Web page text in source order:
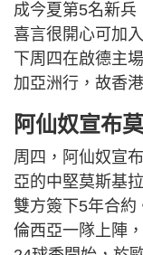
成今夏第5名新
喜言很開心可加
下周四在啟德主
加亞洲行，故香
阿仙奴宣布
周四，阿仙奴宣
亞的中堅莫斯基
雙方簽下5年合約
倫西亞一隊上陣